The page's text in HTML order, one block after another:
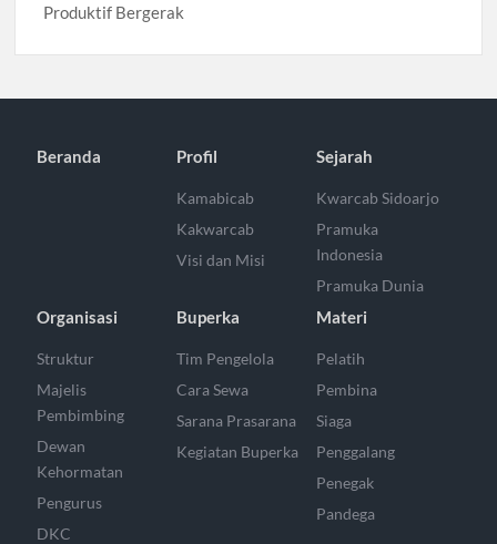
Produktif Bergerak
Beranda Profil
Kamabicab
Kakwarcab
Visi dan Misi
Sejarah
Kwarcab Sidoarjo
Pramuka
Indonesia
Pramuka Dunia
Organisasi
Struktur
Majelis
Pembimbing
Dewan
Kehormatan
Pengurus
DKC
Buperka
Tim Pengelola
Cara Sewa
Sarana Prasarana
Kegiatan Buperka
Materi
Pelatih
Pembina
Siaga
Penggalang
Penegak
Pandega